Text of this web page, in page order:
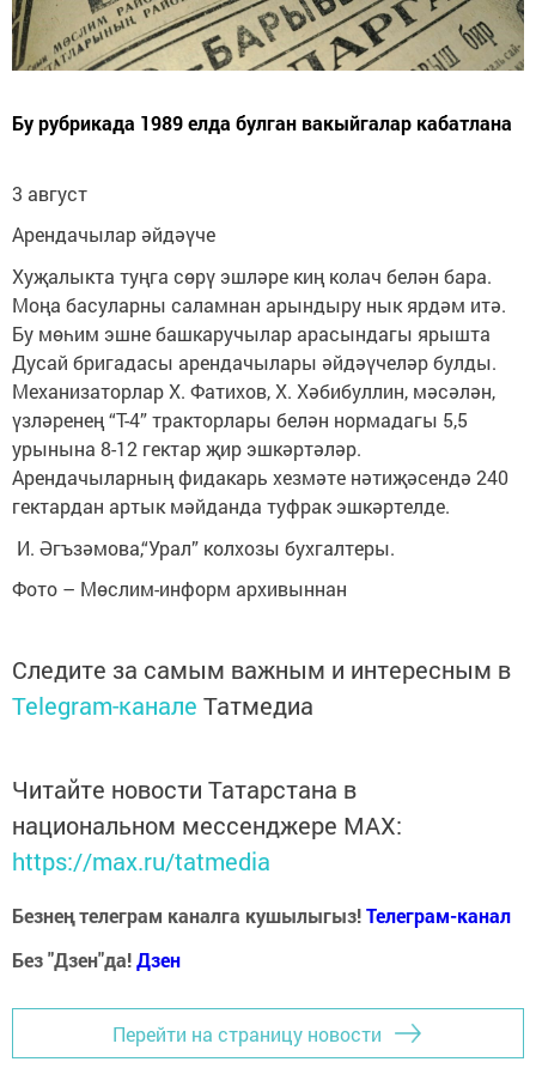
Бу рубрикада 1989 елда булган вакыйгалар кабатлана
3 август
Арендачылар әйдәүче
Хуҗалыкта туңга сөрү эшләре киң колач белән бара.
Моңа басуларны саламнан арындыру нык ярдәм итә.
Бу мөһим эшне башкаручылар арасындагы ярышта
Дусай бригадасы арендачылары әйдәүчеләр булды.
Механизаторлар Х. Фатихов, Х. Хәбибуллин, мәсәлән,
үзләренең “Т-4” тракторлары белән нормадагы 5,5
урынына 8-12 гектар җир эшкәртәләр.
Арендачыларның фидакарь хезмәте нәтиҗәсендә 240
гектардан артык мәйданда туфрак эшкәртелде.
И. Әгъзәмова,“Урал” колхозы бухгалтеры.
Фото – Мөслим-информ архивыннан
Следите за самым важным и интересным в
Telegram-канале Татмедиа
Читайте новости Татарстана в
национальном мессенджере MАХ:
https://max.ru/tatmedia
Безнең телеграм каналга кушылыгыз!Телеграм-канал
Без "Дзен"да!Дзен
Перейти на страницу новости